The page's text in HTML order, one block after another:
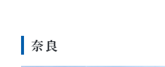
奈良